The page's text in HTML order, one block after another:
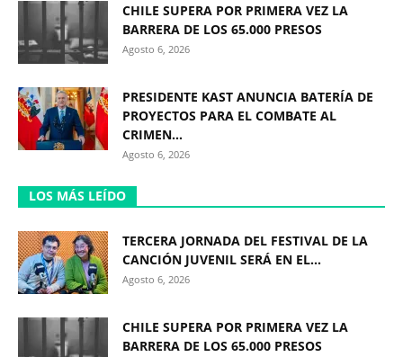
CHILE SUPERA POR PRIMERA VEZ LA
BARRERA DE LOS 65.000 PRESOS
Agosto 6, 2026
PRESIDENTE KAST ANUNCIA BATERÍA DE
PROYECTOS PARA EL COMBATE AL
CRIMEN...
Agosto 6, 2026
LOS MÁS LEÍDO
TERCERA JORNADA DEL FESTIVAL DE LA
CANCIÓN JUVENIL SERÁ EN EL...
Agosto 6, 2026
CHILE SUPERA POR PRIMERA VEZ LA
BARRERA DE LOS 65.000 PRESOS